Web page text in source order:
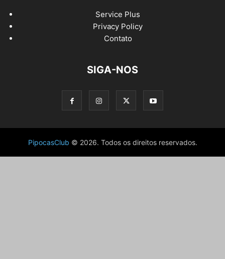
Service Plus
Privacy Policy
Contato
SIGA-NOS
PipocasClub © 2026. Todos os direitos reservados.